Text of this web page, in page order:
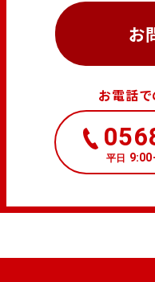
お
お電話で
平日